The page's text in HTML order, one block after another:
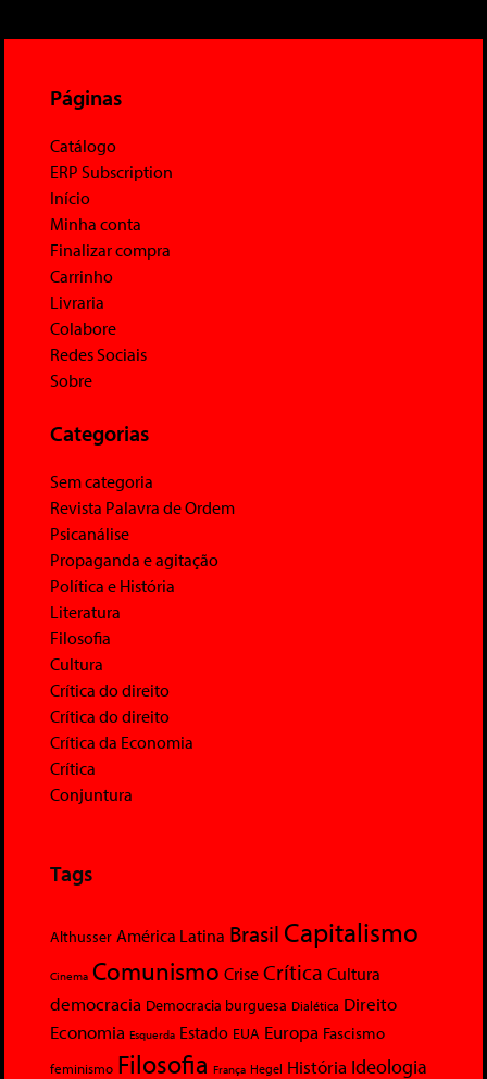
Páginas
Catálogo
ERP Subscription
Início
Minha conta
Finalizar compra
Carrinho
Livraria
Colabore
Redes Sociais
Sobre
Categorias
Sem categoria
Revista Palavra de Ordem
Psicanálise
Propaganda e agitação
Política e História
Literatura
Filosofia
Cultura
Crítica do direito
Crítica do direito
Crítica da Economia
Crítica
Conjuntura
Tags
Althusser América Latina Brasil Capitalismo
Cinema Comunismo Crise Crítica Cultura
democracia Democracia burguesa Dialética Direito
Economia Esquerda Estado EUA Europa Fascismo
feminismo Filosofia França Hegel História Ideologia